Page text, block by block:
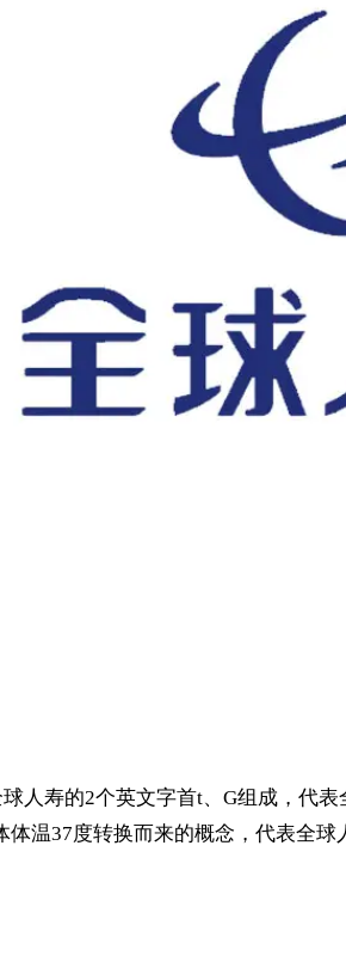
人寿的2个英文字首t、G组成，代
温37度转换而来的概念，代表全